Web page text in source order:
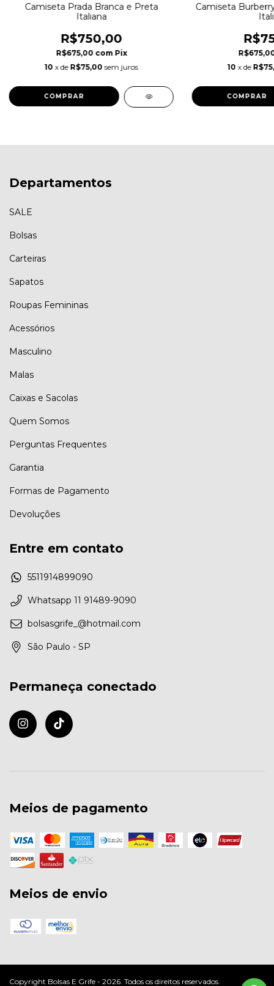
Camiseta Prada Branca e Preta
Italiana
R$750,00
R$675,00 com Pix
10 x de R$75,00 sem juros
COMPRAR
Camiseta
10 x de
COMPRAR
Departamentos
SALE
Bolsas
Carteiras
Sapatos
Roupas Femininas
Acessórios
Masculino
Malas
Caixas e Sacolas
Quem Somos
Perguntas Frequentes
Garantia
Formas de Pagamento
Devoluções
Entre em contato
5511914899090
Whatsapp 11 91489-9090
bolsasgrife_@hotmail.com
São Paulo - SP
Permaneça conectado
Meios de pagamento
Meios de envio
Copyright Bolsas E Grife - 2026. Todos os direitos reservados.